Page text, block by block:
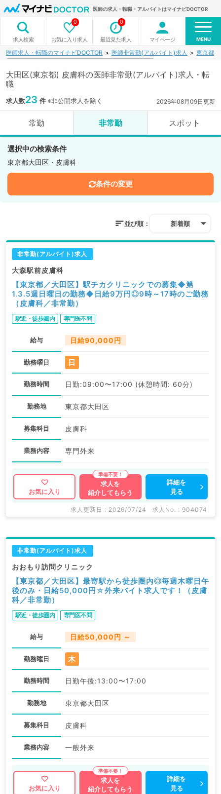
医師の求人・転職・アルバイトはマイナビDOCTOR
求人検索 お気に入り求人
0
最近見た求人
0
マイページ MENU
医師求人・転職のマイナビDOCTOR 医師非常勤(アルバイト)求人 東京都
大田区(東京都) 皮膚科の医師非常勤(アルバイト)求人・転
職
求人数23 件※非公開求人を除く 2026年08月09日更新
常勤 非常勤 スポット
選択中の検索条件
東京都大田区・皮膚科
条件の変更
並び順： 新着順
非常勤(アルバイト)求人
大森駅前皮膚科
【東京都／大田区】駅チカクリニックでの募集◆第
1.3.5週日曜日の勤務◆日給9万円◎9時～17時のご勤務
（皮膚科／非常勤）
駅近・徒歩圏内 専門医不問
給与 日給90,000円
勤務曜日 日
勤務時間 日勤:09:00〜17:00 (休憩時間: 60分)
勤務地 東京都大田区
募集科目 皮膚科
業務内容 専門外来
お気に入り
求人を
紹介してもらう
詳細を
見る
求人更新日 : 2026/07/24 求人No. : 904074
非常勤(アルバイト)求人
おおもり訪問クリニック
【東京都／大田区】最寄駅から徒歩圏内◎毎週木曜日午
後のみ・日給50,000円☆外来バイト求人です！（皮膚
科／非常勤）
駅近・徒歩圏内 専門医不問
給与 日給50,000円 ～
勤務曜日 木
勤務時間 日勤午後:13:00〜17:00
勤務地 東京都大田区
募集科目 皮膚科
業務内容 一般外来
お気に入り
求人を
紹介してもらう
詳細を
見る